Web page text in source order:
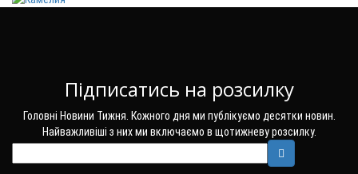
Підписатись на розсилку
Головні Новини Тижня. Кожного дня ми публікуємо десятки новин.
Найважливіші з них ми включаємо в щотижневу розсилку.